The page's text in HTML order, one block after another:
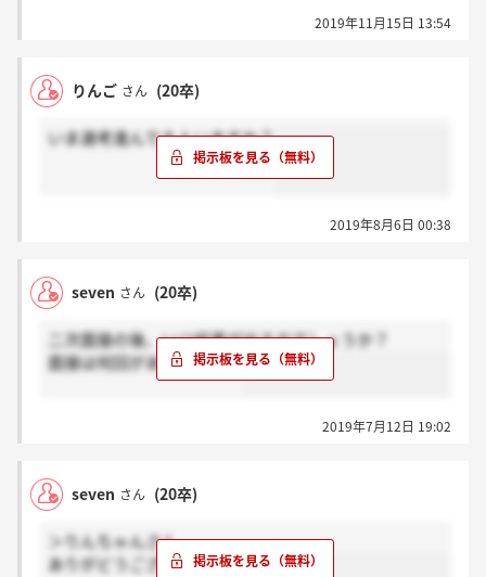
2019年11月15日 13:54
りんご さん (20卒)
いま選考進んでる人いますか？
2019年8月6日 00:38
seven さん (20卒)
二次面接の後、いつ結果が出るのでしょうか？
面接は何回がありますが？
2019年7月12日 19:02
seven さん (20卒)
＞りんちゃんさん
ありがどうございます！